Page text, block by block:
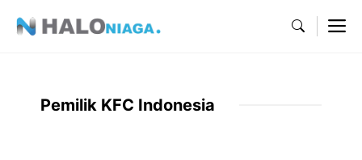
Pemilik KFC Indonesia